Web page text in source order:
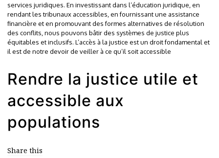
services juridiques. En investissant dans l’éducation juridique, en
rendant les tribunaux accessibles, en fournissant une assistance
financière et en promouvant des formes alternatives de résolution
des conflits, nous pouvons bâtir des systèmes de justice plus
équitables et inclusifs. L’accès à la justice est un droit fondamental et
il est de notre devoir de veiller à ce qu’il soit accessible
Rendre la justice utile et
accessible aux
populations
Share this